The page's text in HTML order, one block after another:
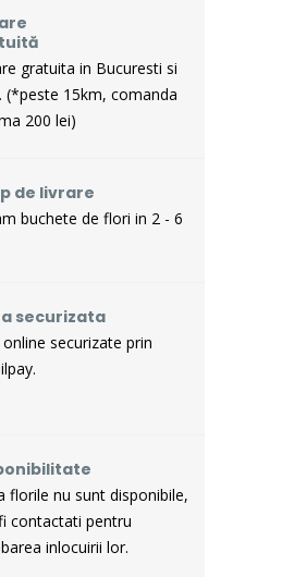
gratuita in Bucuresti si
(*peste 15km, comanda
200 lei)
de livrare
buchete de flori in 2 - 6
securizata
online securizate prin
florile nu sunt disponibile,
contactati pentru
inlocuirii lor.